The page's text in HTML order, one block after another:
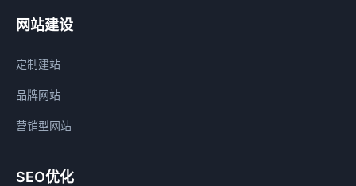
网站建设
定制建站
品牌网站
营销型网站
SEO优化